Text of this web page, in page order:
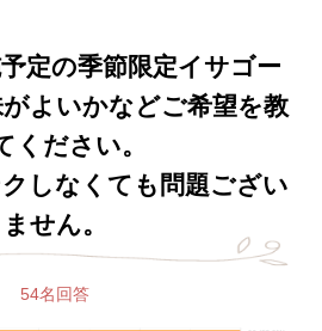
定の季節限定イサゴー
よいかなどご希望を教
ください。
しなくても問題ござい
ません。
54名回答